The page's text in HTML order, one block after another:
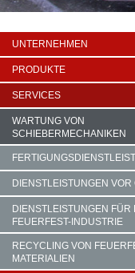
UNTERNEHMEN
PRODUKTE
SERVICES
WARTUNG VON
SCHIEBERMECHANIKEN
DIENSTLEISTUNGEN VOR
DIENSTLEISTUNGEN FÜR
FEUERFEST-INDUSTRIE
RECYCLING VON
MATERIALIEN